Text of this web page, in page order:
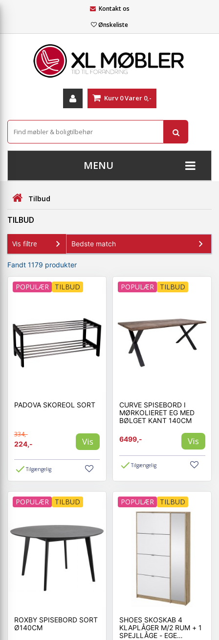
Kontakt os
Ønskeliste
Kurv 0Varer 0,-
MENU
+
STUE
+
SOVEVÆRELSE
KONTORMØBLER
OPBEVARING
+
LAMPER
ENTREMØBLER
HAVEMØBLER
Tilbud
TILBUD
Vis filtre
Fandt 1179 produkter
POPULÆR TILBUD
PADOVA SKOREOL SORT
334,-
224,-
Vis
Tilgængelig
POPULÆR TILBUD
CURVE SPISEBORD I
MØRKOLIERET EG MED
BØLGET KANT 140CM
6499,- Vis
Tilgængelig
POPULÆR TILBUD
ROXBY SPISEBORD SORT
Ø140CM
POPULÆR TILBUD
SHOES SKOSKAB 4
KLAPLÅGER M/2 RUM + 1
SPEJLLÅGE - EGE